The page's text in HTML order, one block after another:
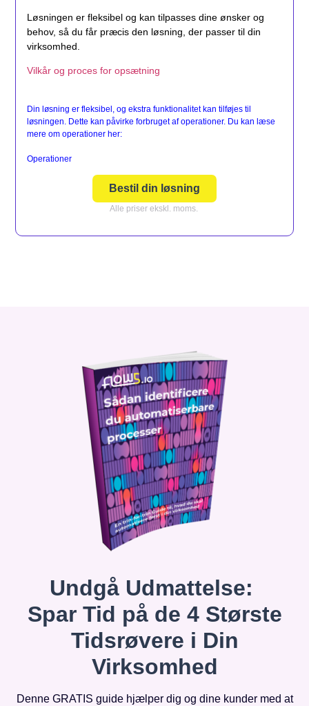
Løsningen er fleksibel og kan tilpasses dine ønsker og
behov, så du får præcis den løsning, der passer til din
virksomhed.
Vilkår og proces for opsætning
Din løsning er fleksibel, og ekstra funktionalitet kan tilføjes til
løsningen. Dette kan påvirke forbruget af operationer. Du kan læse
mere om operationer her:
Operationer
Bestil din løsning
Alle priser ekskl. moms.
Undgå Udmattelse:
Spar Tid på de 4 Største
Tidsrøvere i Din
Virksomhed
Denne GRATIS guide hjælper dig og dine kunder med at